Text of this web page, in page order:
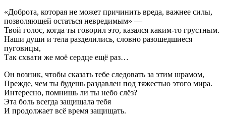
«Доброта, которая не может причинить вреда, важнее силы,
позволяющей остаться невредимым» —
Твой голос, когда ты говорил это, казался каким-то грустным.
Наши души и тела разделились, словно разошедшиеся
пуговицы,
Так схвати же моё сердце ещё раз…
Он возник, чтобы сказать тебе следовать за этим шрамом,
Прежде, чем ты будешь раздавлен под тяжестью этого мира.
Интересно, помнишь ли ты небо слёз?
Эта боль всегда защищала тебя
И продолжает всё время защищать.